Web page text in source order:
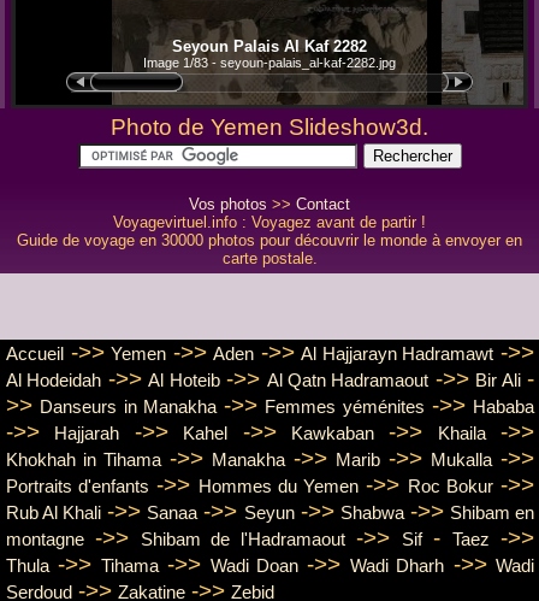
Accueil ->>Yemen ->>Aden ->>Al Hajjarayn Hadramawt ->>
Al Hodeidah ->>Al Hoteib->> Al Qatn Hadramaout ->> Bir Ali-
>> Danseurs in Manakha->> Femmes yéménites ->> Hababa
->> Hajjarah ->> Kahel ->> Kawkaban->> Khaila->>
Khokhah in Tihama ->> Manakha ->> Marib ->> Mukalla ->>
Portraits d'enfants ->> Hommes du Yemen ->> Roc Bokur->>
Rub Al Khali ->> Sanaa ->> Seyun->> Shabwa->> Shibam en
montagne ->> Shibam de l'Hadramaout->> Sif- Taez ->>
Thula ->> Tihama->> Wadi Doan ->> Wadi Dharh ->>Wadi
Serdoud ->> Zakatine ->> Zebid
Seyoun Palais Al Kaf 2282
Image 1/83 - seyoun-palais_al-kaf-2282.jpg
Photo de Yemen Slideshow3d.
Vos photos >> Contact
Voyagevirtuel.info : Voyagez avant de partir !
Guide de voyage en 30000 photos pour découvrir le monde à envoyer en
carte postale.